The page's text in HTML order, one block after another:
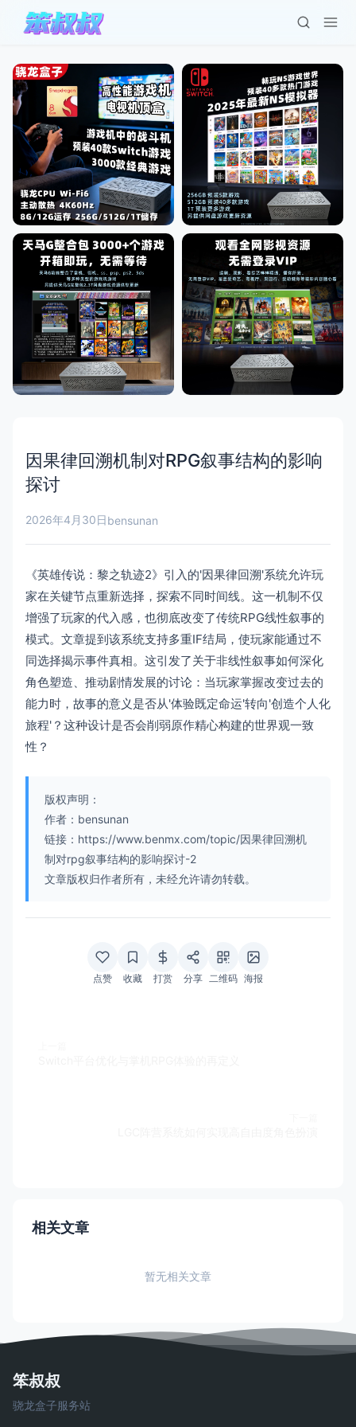
因果律回溯机制对RPG叙事结构的影响
探讨
2026年4月30日bensunan
《英雄传说：黎之轨迹2》引入的'因果律回溯'系统允许玩
家在关键节点重新选择，探索不同时间线。这一机制不仅
增强了玩家的代入感，也彻底改变了传统RPG线性叙事的
模式。文章提到该系统支持多重IF结局，使玩家能通过不
同选择揭示事件真相。这引发了关于非线性叙事如何深化
角色塑造、推动剧情发展的讨论：当玩家掌握改变过去的
能力时，故事的意义是否从'体验既定命运'转向'创造个人化
旅程'？这种设计是否会削弱原作精心构建的世界观一致
性？
版权声明：
作者：bensunan
链接：https://www.benmx.com/topic/因果律回溯机
制对rpg叙事结构的影响探讨-2
文章版权归作者所有，未经允许请勿转载。
点赞 收藏 打赏 分享 二维码 海报
相关文章
暂无相关文章
笨叔叔
骁龙盒子服务站